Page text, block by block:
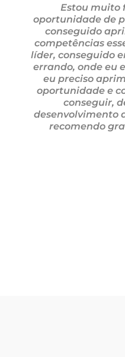
Estou muito
oportunidade de
conseguido
competências
líder, conseguido
errando, onde eu
eu preciso
oportunidade e
conseguir,
desenvolvimento
recomendo